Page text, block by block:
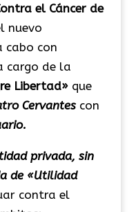
el Cáncer de
nuevo
cabo con
cargo de la
Libertad»que
Cervantes con
privada, sin
de «Utilidad
contra el